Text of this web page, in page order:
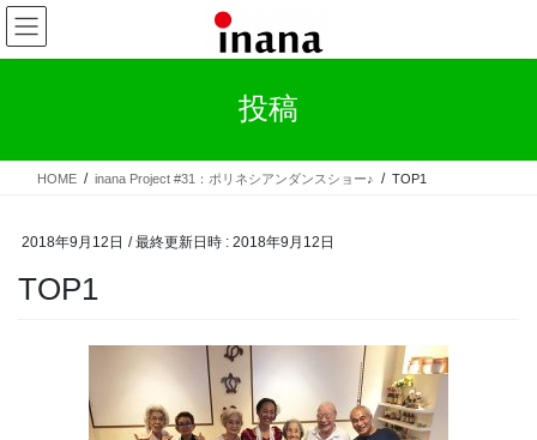
コ
ン
テ
ス
ナ
ビ
ゲ
ン
投稿
HOME inana Project #31：ポリネシアンダンスショー♪ TOP1
2018年9月12日 / 最終更新日時 : 2018年9月12日
TOP1